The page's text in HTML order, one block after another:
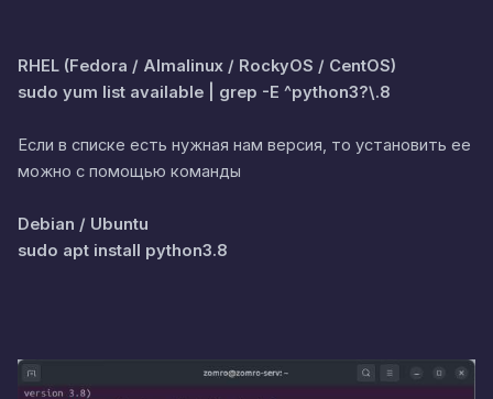
RHEL (Fedora / Almalinux / RockyOS / CentOS)
sudo yum list available | grep -E ^python3?\.8
Если в списке есть нужная нам версия, то установить ее
можно с помощью команды
Debian / Ubuntu
sudo apt install python3.8